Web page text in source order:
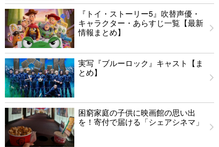
『トイ・ストーリー5』吹替声優・
キャラクター・あらすじ一覧【最新
情報まとめ】
実写『ブルーロック』キャスト【ま
とめ】
困窮家庭の子供に映画館の思い出
を！寄付で届ける「シェアシネマ」